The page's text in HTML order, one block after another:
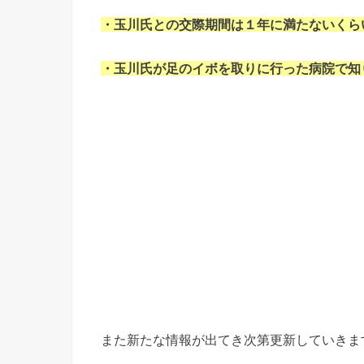
・玉川氏との交際期間は１年に満たないくら
・玉川氏が足のイボを取りに行った病院で
また新たな情報が出てき次第更新していきま